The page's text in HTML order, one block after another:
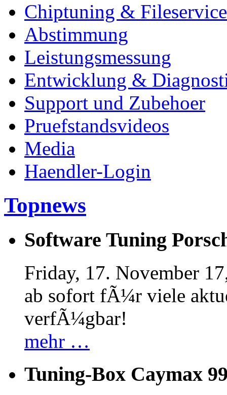
Chiptuning & Fileservice
Abstimmung
Leistungsmessung
Entwicklung &
Support und Zubehoer
Pruefstandsvideos
Media
Haendler-Login
Topnews
Software Tuning
Friday, 17. November
ab sofort fÃ¼r viele
verfÃ¼gbar!
mehr …
Tuning-Box Caymax